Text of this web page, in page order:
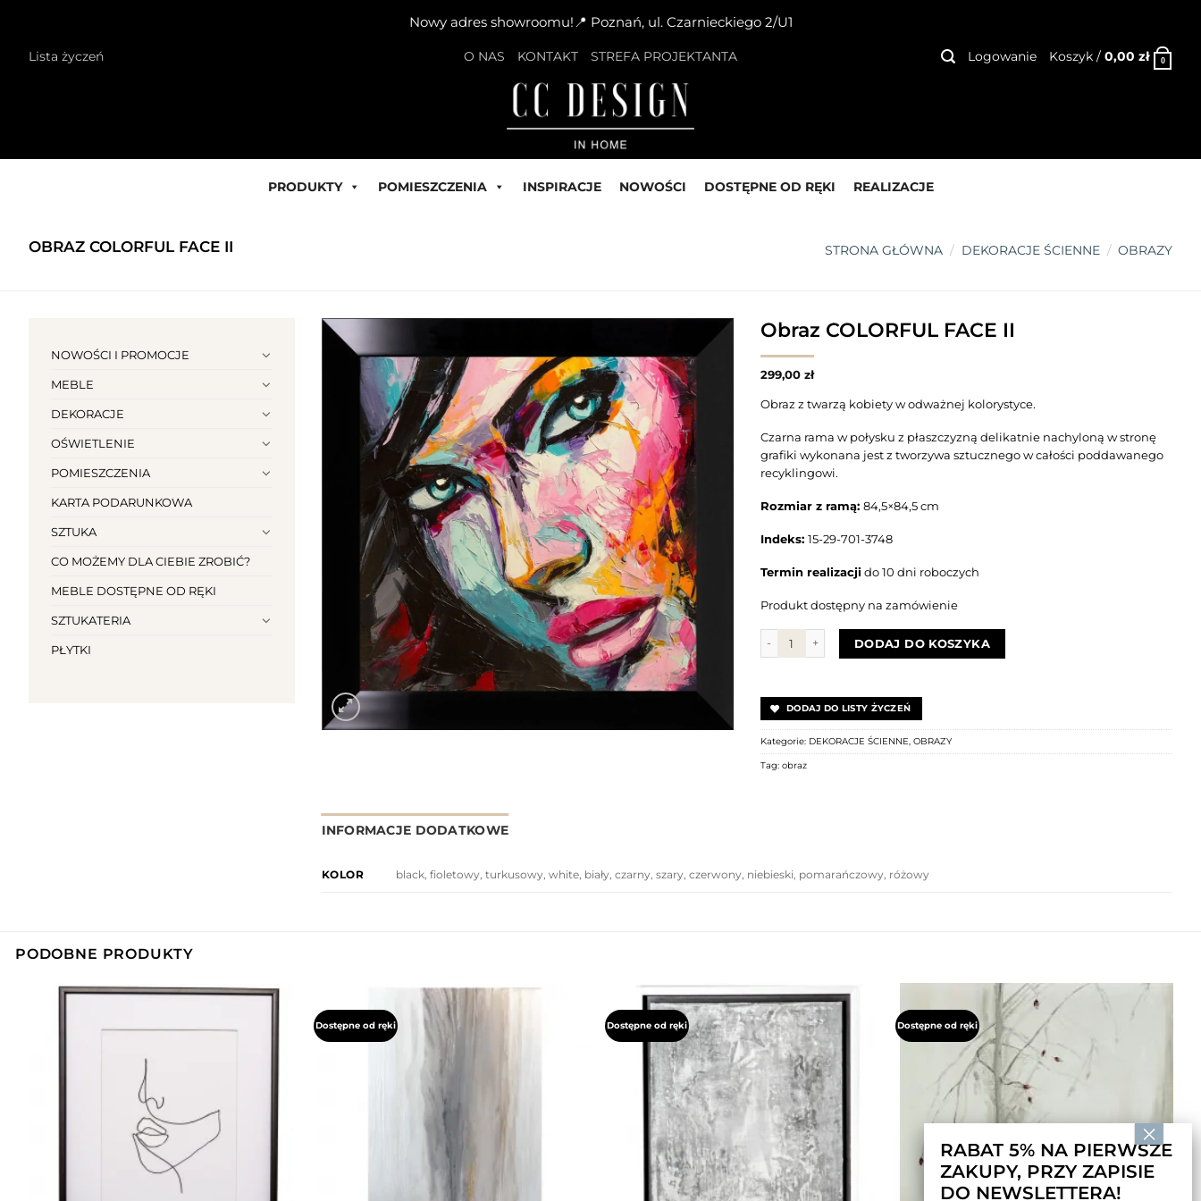
Nowy adres showroomu!📍 Poznań, ul. Czarnieckiego 2/U1
Lista życzeń O NAS KONTAKT STREFA PROJEKTANTA Logowanie Koszyk / 0,00 zł 0
PRODUKTY POMIESZCZENIA INSPIRACJE NOWOŚCI DOSTĘPNE OD RĘKI REALIZACJE
OBRAZ COLORFUL FACE II STRONA GŁÓWNA / DEKORACJE ŚCIENNE / OBRAZY
NOWOŚCI I PROMOCJE
MEBLE
DEKORACJE
OŚWIETLENIE
POMIESZCZENIA
KARTA PODARUNKOWA
SZTUKA
CO MOŻEMY DLA CIEBIE ZROBIĆ?
MEBLE DOSTĘPNE OD RĘKI
SZTUKATERIA
PŁYTKI
Obraz COLORFUL FACE II
299,00 zł
Obraz z twarzą kobiety w odważnej kolorystyce.
Czarna rama w połysku z płaszczyzną delikatnie nachyloną w stronę
grafiki wykonana jest z tworzywa sztucznego w całości poddawanego
recyklingowi.
Rozmiar z ramą: 84,5×84,5 cm
Indeks: 15-29-701-3748
Termin realizacjido 10 dni roboczych
Produkt dostępny na zamówienie
ilość Obraz COLORFUL FACE II
DODAJ DO KOSZYKA
DODAJ DO LISTY ŻYCZEŃ
Kategorie: DEKORACJE ŚCIENNE, OBRAZY
Tag: obraz
INFORMACJE DODATKOWE
KOLOR black, fioletowy, turkusowy, white, biały, czarny, szary, czerwony, niebieski, pomarańczowy, różowy
PODOBNE PRODUKTY
Dostępne od ręki Dostępne od ręki Dostępne od ręki
RABAT 5% NA PIERWSZE
ZAKUPY, PRZY ZAPISIE
DO NEWSLETTERA!